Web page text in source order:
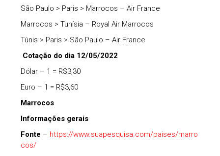
São Paulo > Paris > Marrocos – Air France
Marrocos > Tunísia – Royal Air Marrocos
Túnis > Paris > São Paulo – Air France
Cotação do dia 12/05/2022
Dólar – 1 = R$3,30
Euro – 1 = R$3,60
Marrocos
Informações gerais
Fonte – https://www.suapesquisa.com/paises/marro
cos/